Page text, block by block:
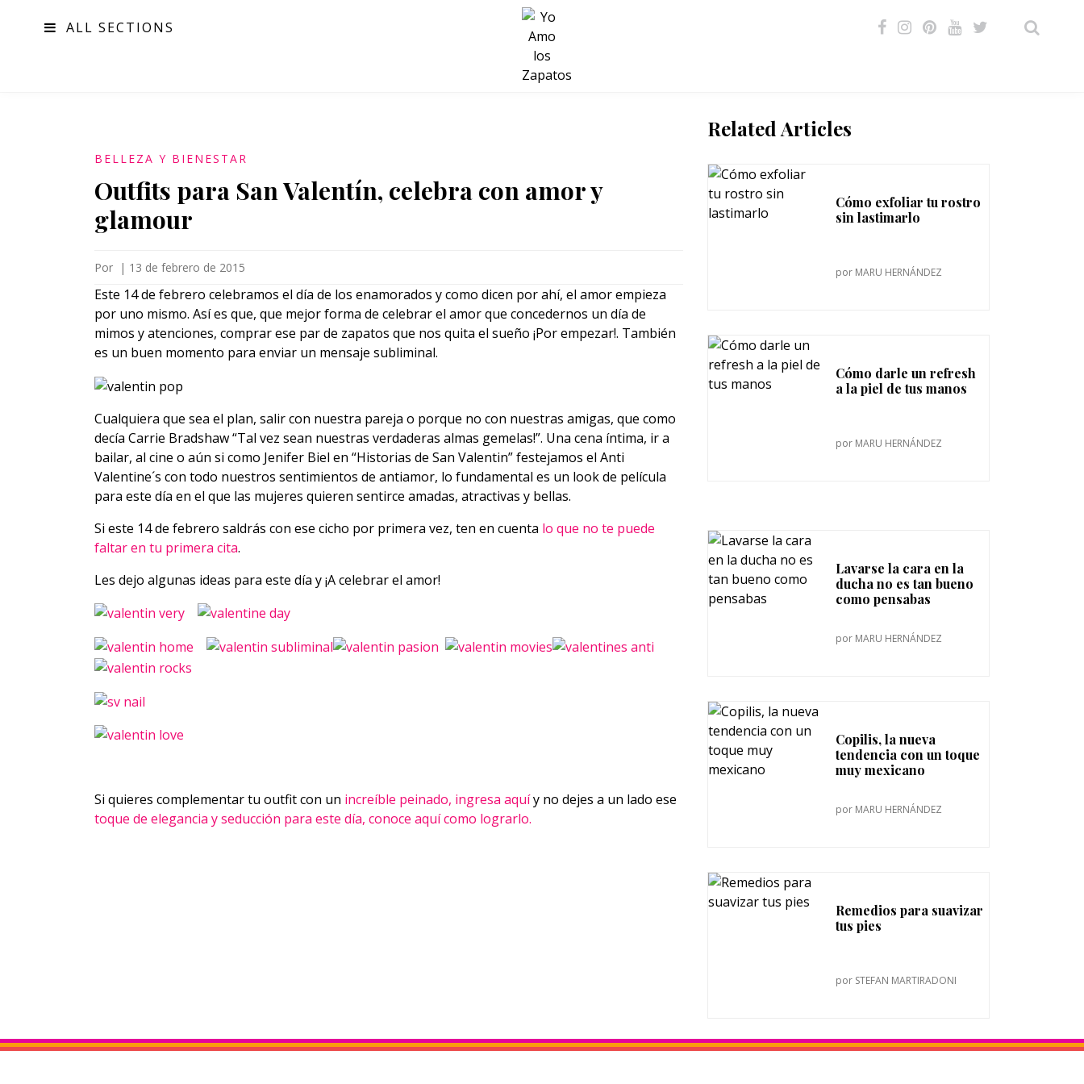
ALL SECTIONS
SALUD
BELLEZA Y BIENESTAR
Outfits para San Valentín, celebra con amor y
glamour
Por | 13 de febrero de 2015
Este 14 de febrero celebramos el día de los enamorados y como dicen por ahí, el amor empieza
por uno mismo. Así es que, que mejor forma de celebrar el amor que concedernos un día de
mimos y atenciones, comprar ese par de zapatos que nos quita el sueño ¡Por empezar!. También
es un buen momento para enviar un mensaje subliminal.
Cualquiera que sea el plan, salir con nuestra pareja o porque no con nuestras amigas, que como
decía Carrie Bradshaw “Tal vez sean nuestras verdaderas almas gemelas!”. Una cena íntima, ir a
bailar, al cine o aún si como Jenifer Biel en “Historias de San Valentin” festejamos el Anti
Valentine´s con todo nuestros sentimientos de antiamor, lo fundamental es un look de película
para este día en el que las mujeres quieren sentirce amadas, atractivas y bellas.
Si este 14 de febrero saldrás con ese cicho por primera vez, ten en cuenta lo que no te puede
faltar en tu primera cita.
Les dejo algunas ideas para este día y ¡A celebrar el amor!
Si quieres complementar tu outfit con un increíble peinado, ingresa aquíy no dejes a un lado ese
toque de elegancia y seducción para este día, conoce aquí como lograrlo.
Related Articles
Cómo exfoliar tu rostro
sin lastimarlo
por MARU HERNÁNDEZ
Cómo darle un refresh
a la piel de tus manos
por MARU HERNÁNDEZ
Lavarse la cara en la
ducha no es tan bueno
como pensabas
por MARU HERNÁNDEZ
Copilis, la nueva
tendencia con un toque
muy mexicano
por MARU HERNÁNDEZ
Remedios para suavizar
tus pies
por STEFAN MARTIRADONI